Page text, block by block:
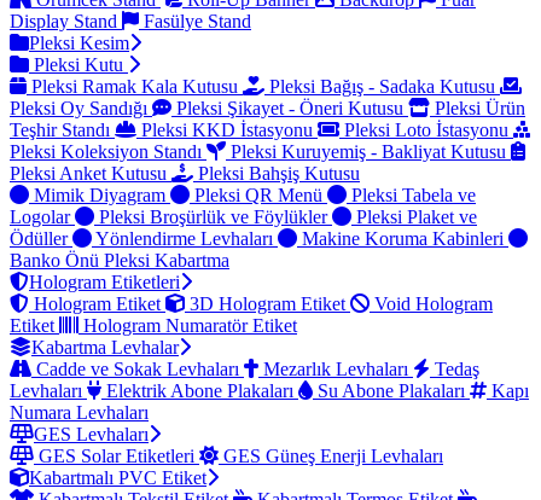
Display Stand
Fasülye Stand
Pleksi Kesim
Pleksi Kutu
Pleksi Ramak Kala Kutusu
Pleksi Bağış - Sadaka Kutusu
Pleksi Oy Sandığı
Pleksi Şikayet - Öneri Kutusu
Pleksi Ürün
Teşhir Standı
Pleksi KKD İstasyonu
Pleksi Loto İstasyonu
Pleksi Koleksiyon Standı
Pleksi Kuruyemiş - Bakliyat Kutusu
Pleksi Anket Kutusu
Pleksi Bahşiş Kutusu
Mimik Diyagram
Pleksi QR Menü
Pleksi Tabela ve
Logolar
Pleksi Broşürlük ve Föylükler
Pleksi Plaket ve
Ödüller
Yönlendirme Levhaları
Makine Koruma Kabinleri
Banko Önü Pleksi Kabartma
Hologram Etiketleri
Hologram Etiket
3D Hologram Etiket
Void Hologram
Etiket
Hologram Numaratör Etiket
Kabartma Levhalar
Cadde ve Sokak Levhaları
Mezarlık Levhaları
Tedaş
Levhaları
Elektrik Abone Plakaları Su Abone Plakaları
Kapı
Numara Levhaları
GES Levhaları
GES Solar Etiketleri
GES Güneş Enerji Levhaları
Kabartmalı PVC Etiket